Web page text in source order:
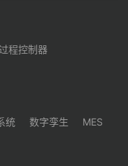
程控制器
统 数字孪生
MES